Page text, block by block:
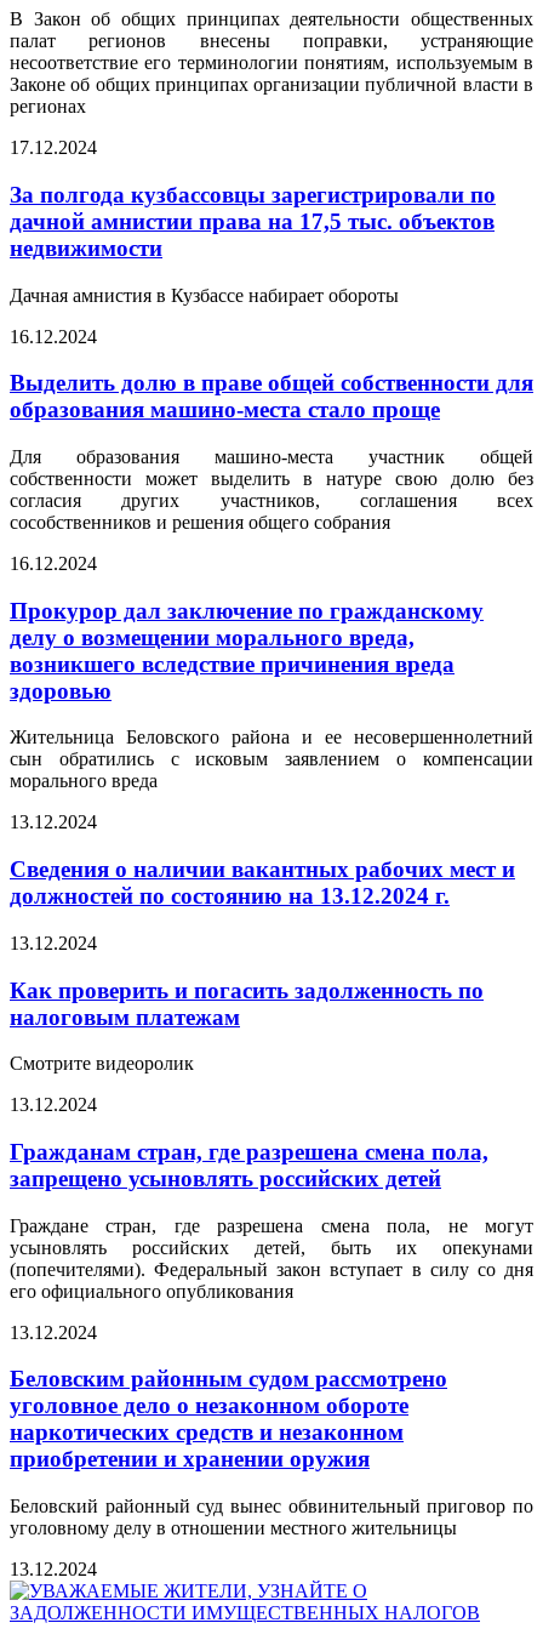
В Закон об общих принципах деятельности общественных
палат регионов внесены поправки, устраняющие
несоответствие его терминологии понятиям, используемым в
Законе об общих принципах организации публичной власти в
регионах
17.12.2024
За полгода кузбассовцы зарегистрировали по
дачной амнистии права на 17,5 тыс. объектов
недвижимости
Дачная амнистия в Кузбассе набирает обороты
16.12.2024
Выделить долю в праве общей собственности для
образования машино-места стало проще
Для образования машино-места участник общей
собственности может выделить в натуре свою долю без
согласия других участников, соглашения всех
сособственников и решения общего собрания
16.12.2024
Прокурор дал заключение по гражданскому
делу о возмещении морального вреда,
возникшего вследствие причинения вреда
здоровью
Жительница Беловского района и ее несовершеннолетний
сын обратились с исковым заявлением о компенсации
морального вреда
13.12.2024
Сведения о наличии вакантных рабочих мест и
должностей по состоянию на 13.12.2024 г.
13.12.2024
Как проверить и погасить задолженность по
налоговым платежам
Смотрите видеоролик
13.12.2024
Гражданам стран, где разрешена смена пола,
запрещено усыновлять российских детей
Граждане стран, где разрешена смена пола, не могут
усыновлять российских детей, быть их опекунами
(попечителями). Федеральный закон вступает в силу со дня
его официального опубликования
13.12.2024
Беловским районным судом рассмотрено
уголовное дело о незаконном обороте
наркотических средств и незаконном
приобретении и хранении оружия
Беловский районный суд вынес обвинительный приговор по
уголовному делу в отношении местного жительницы
13.12.2024